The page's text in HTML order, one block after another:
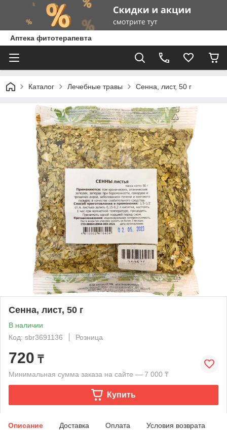
Аптека фитотерапевта
Каталог Лечебные травы Сенна, лист, 50 г
Сенна, лист, 50 г
В наличии
Код: sbr3691136
Розница
720 ₸
Минимальная сумма заказа на сайте — 7 000 ₸
Купить
Описание Доставка Оплата Условия возврата